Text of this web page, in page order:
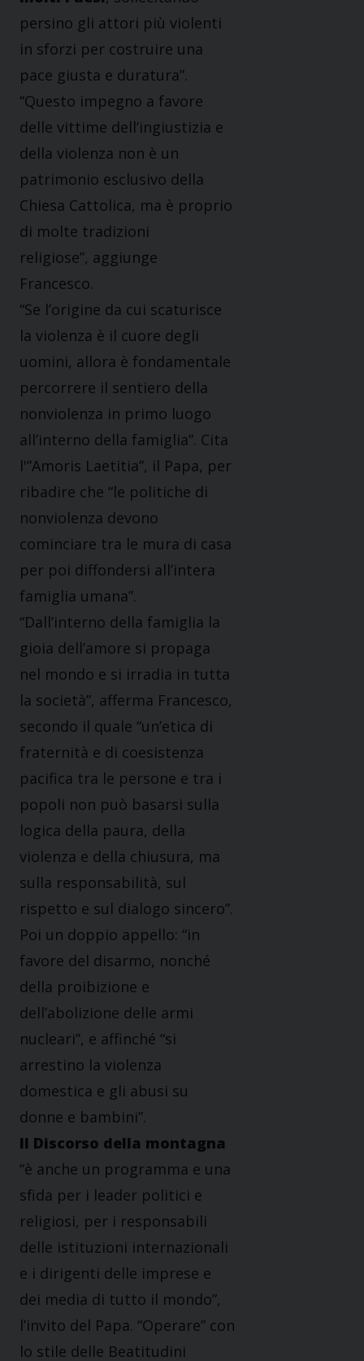
persino gli attori più violenti
in sforzi per costruire una
pace giusta e duratura”.
“Questo impegno a favore
delle vittime dell’ingiustizia e
della violenza non è un
patrimonio esclusivo della
Chiesa Cattolica, ma è proprio
di molte tradizioni
religiose”, aggiunge
Francesco.
“Se l’origine da cui scaturisce
la violenza è il cuore degli
uomini, allora è fondamentale
percorrere il sentiero della
nonviolenza in primo luogo
all’interno della famiglia”. Cita
l'”Amoris Laetitia”, il Papa, per
ribadire che “le politiche di
nonviolenza devono
cominciare tra le mura di casa
per poi diffondersi all’intera
famiglia umana”.
“Dall’interno della famiglia la
gioia dell’amore si propaga
nel mondo e si irradia in tutta
la società”, afferma Francesco,
secondo il quale “un’etica di
fraternità e di coesistenza
pacifica tra le persone e tra i
popoli non può basarsi sulla
logica della paura, della
violenza e della chiusura, ma
sulla responsabilità, sul
rispetto e sul dialogo sincero”.
Poi un doppio appello: “in
favore del disarmo, nonché
della proibizione e
dell’abolizione delle armi
nucleari”, e affinché “si
arrestino la violenza
domestica e gli abusi su
donne e bambini”.
Il Discorso della montagna
“è anche un programma e una
sfida per i leader politici e
religiosi, per i responsabili
delle istituzioni internazionali
e i dirigenti delle imprese e
dei media di tutto il mondo”,
l’invito del Papa. “Operare” con
lo stile delle Beatitudini